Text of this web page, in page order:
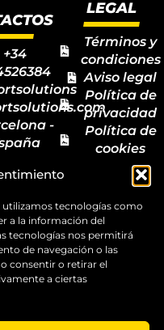
utilizamos tecnologías como
a la información del
tecnologías nos permitirá
de navegación o las
consentir o retirar el
a ciertas
+34
-
LEGAL
Términos y
condiciones
Aviso legal
Política de
privacidad
Política de
cookies
Mapa del
sitio